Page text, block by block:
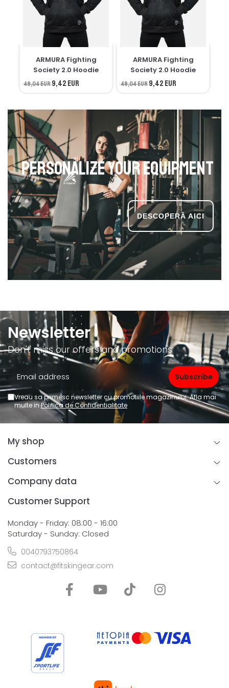
ARMURA Fighting
Society 2.0 Hoodie
48,04 EUR9,42 EUR
ARMURA Fighting
Society 2.0 Hoodie
48,04 EUR9,42 EUR
Personalize your equipment
Newsletter
Don't miss our offers and promotions
Vreau sa primesc newsletter cu promotiile magazinului. Afla mai
multe inPolitica de Confidentialitate
My shop
Customers
Company data
Customer Support
Monday - Friday: 08:00 - 16:00
Saturday - Sunday: Closed
0040793750864
contact@fitskingear.com